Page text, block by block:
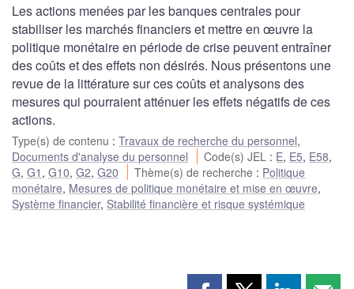
Les actions menées par les banques centrales pour
stabiliser les marchés financiers et mettre en œuvre la
politique monétaire en période de crise peuvent entraîner
des coûts et des effets non désirés. Nous présentons une
revue de la littérature sur ces coûts et analysons des
mesures qui pourraient atténuer les effets négatifs de ces
actions.
Type(s) de contenu : Travaux de recherche du personnel,
Documents d'analyse du personnel
Code(s) JEL : E, E5, E58,
G, G1 , G10, G2, G20 Thème(s) de recherche : Politique
monétaire, Mesures de politique monétaire et mise en œuvre,
Système financier, Stabilité financière et risque systémique